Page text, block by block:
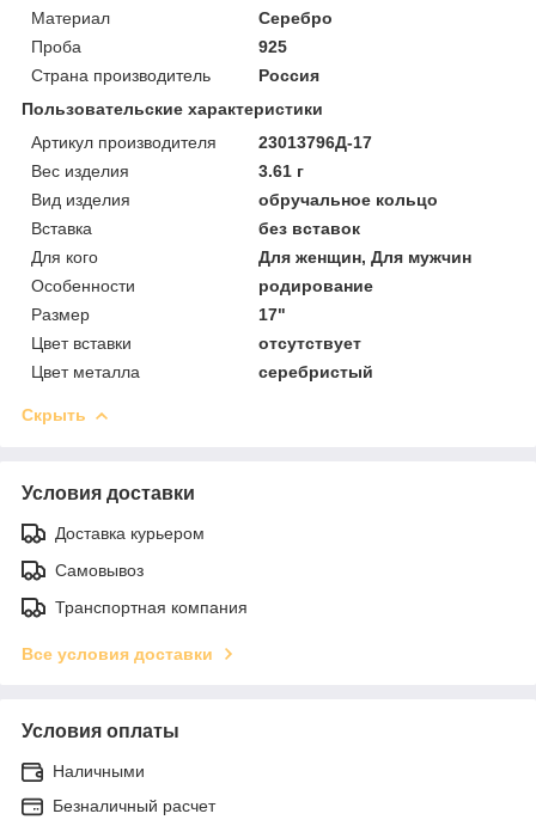
Материал
Серебро
Проба
925
Страна производитель
Россия
Пользовательские характеристики
Артикул производителя
23013796Д-17
Вес изделия
3.61 г
Вид изделия
обручальное кольцо
Вставка
без вставок
Для кого
Для женщин, Для мужчин
Особенности
родирование
Размер
17"
Цвет вставки
отсутствует
Цвет металла
серебристый
Скрыть
Условия доставки
Доставка курьером
Самовывоз
Транспортная компания
Все условия доставки
Условия оплаты
Наличными
Безналичный расчет